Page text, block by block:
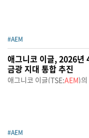
#AEM
애그니코 이글, 2026년
금광 지대 통합 추진
애그니코 이글(TSE:AEM
#AEM